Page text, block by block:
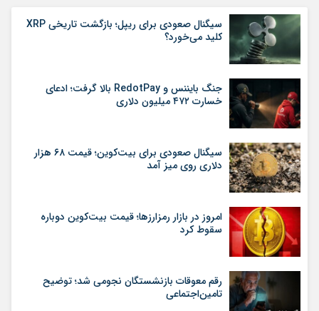
سیگنال صعودی برای ریپل؛ بازگشت تاریخی XRP
کلید می‌خورد؟
جنگ بایننس و RedotPay بالا گرفت؛ ادعای
خسارت ۴۷۲ میلیون دلاری
سیگنال صعودی برای بیت‌کوین؛ قیمت ۶۸ هزار
دلاری روی میز آمد
امروز در بازار رمزارزها؛ قیمت بیت‌کوین دوباره
سقوط کرد
رقم معوقات بازنشستگان نجومی شد؛ توضیح
تامین‌اجتماعی